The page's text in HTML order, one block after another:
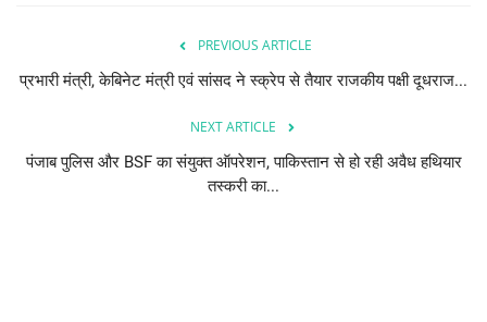
PREVIOUS ARTICLE
प्रभारी मंत्री, केबिनेट मंत्री एवं सांसद ने स्क्रेप से तैयार राजकीय पक्षी दूधराज...
NEXT ARTICLE
पंजाब पुलिस और BSF का संयुक्त ऑपरेशन, पाकिस्तान से हो रही अवैध हथियार
तस्करी का...